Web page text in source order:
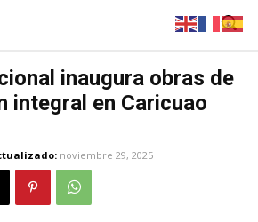
inaugura obras de
integral en Caricuao
noviembre 29, 2025